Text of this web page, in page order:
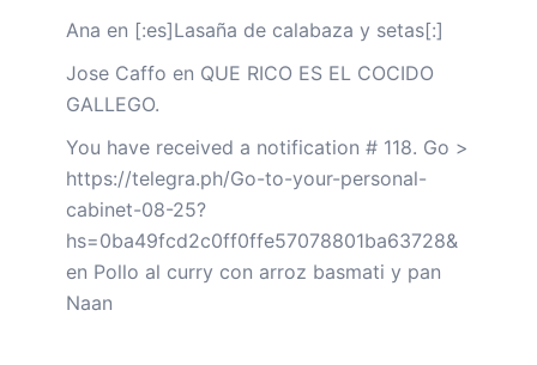
Ana en [:es]Lasaña de calabaza y setas[:]
Jose Caffo en QUE RICO ES EL COCIDO
GALLEGO.
You have received a notification # 118. Go >
https://telegra.ph/Go-to-your-personal-
cabinet-08-25?
hs=0ba49fcd2c0ff0ffe57078801ba63728&
en Pollo al curry con arroz basmati y pan
Naan